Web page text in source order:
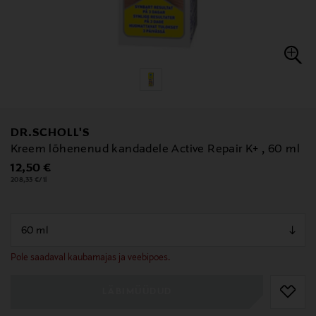
DR.SCHOLL'S
Kreem lõhenenud kandadele Active Repair K+ , 60 ml
Original Price
12,50 €
208,33 €/1l
Pole saadaval kaubamajas ja veebipoes.
null